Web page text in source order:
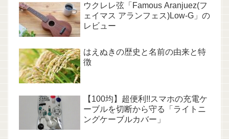
ウクレレ弦「Famous Aranjuez(フ
ェイマス アランフェス)Low-G」の
レビュー
はえぬきの歴史と名前の由来と特
徴
【100均】超便利!!スマホの充電ケ
ーブルを切断から守る「ライトニ
ングケーブルカバー」